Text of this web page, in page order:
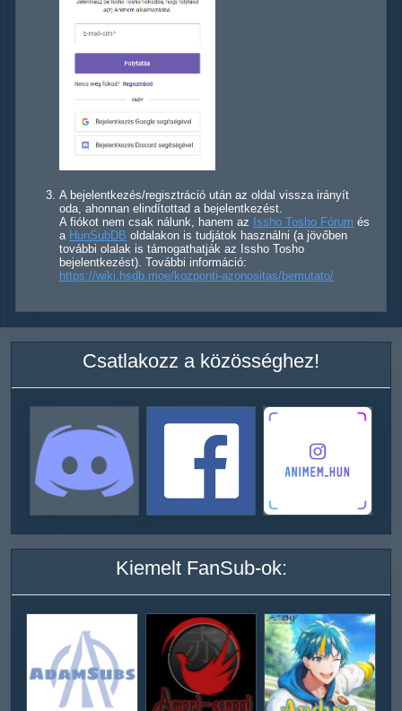
A bejelentkezés/regisztráció után az oldal vissza irányít
oda, ahonnan elindítottad a bejelentkezést.
A fiókot nem csak nálunk, hanem az Issho Tosho Fórum és
a HunSubDB oldalakon is tudjátok használni (a jövőben
további olalak is támogathatják az Issho Tosho
bejelentkezést). További információ:
https://wiki.hsdb.moe/kozponti-azonositas/bemutato/
Csatlakozz a közösséghez!
Kiemelt FanSub-ok: